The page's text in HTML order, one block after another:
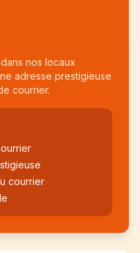
nos locaux
adresse prestigieuse
courrier.
courrier